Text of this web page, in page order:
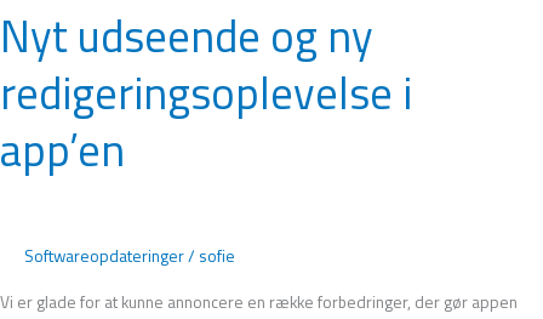
Nyt udseende og ny
redigeringsoplevelse i
app’en
Softwareopdateringer/ sofie
Vi er glade for at kunne annoncere en række forbedringer, der gør appen